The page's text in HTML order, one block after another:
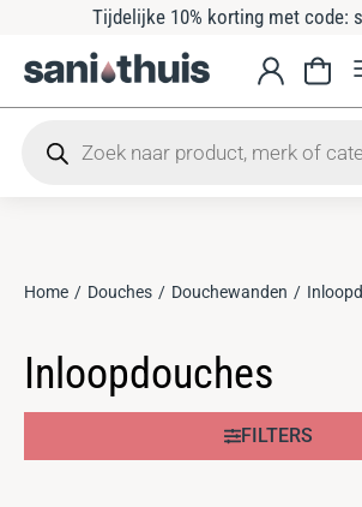
Tijdelijke 10% korting met code:
Je bent hier:
Home Douches Douchewanden
Inloopdouches
FILTERS